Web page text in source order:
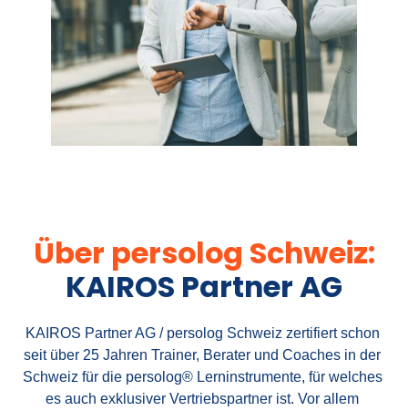
Über persolog Schweiz:
KAIROS Partner AG
KAIROS Partner AG / persolog Schweiz zertifiert schon
seit über 25 Jahren Trainer, Berater und Coaches in der
Schweiz für die persolog® Lerninstrumente, für welches
es auch exklusiver Vertriebspartner ist. Vor allem